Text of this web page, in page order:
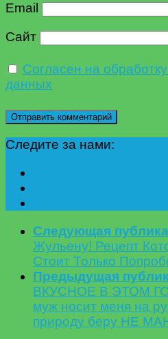
Email
Сайт
Согласен на
данных
Следите за нами:
Следующая
Жульену! Рецепт
Стоит Только
Предыдущая
ВКУСНОЕ В ЭТОМ
муж носит меня на
природу беру НЕ